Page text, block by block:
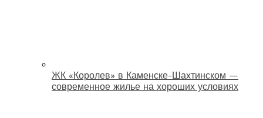
ЖК «Королев» в Каменске-Шахтинском —
современное жилье на хороших условиях